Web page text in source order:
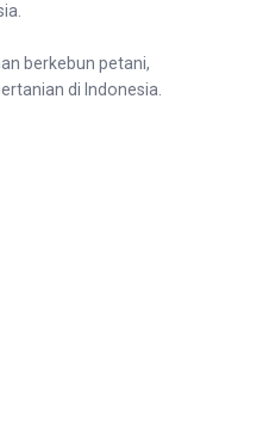
berkebun petani,
di Indonesia.